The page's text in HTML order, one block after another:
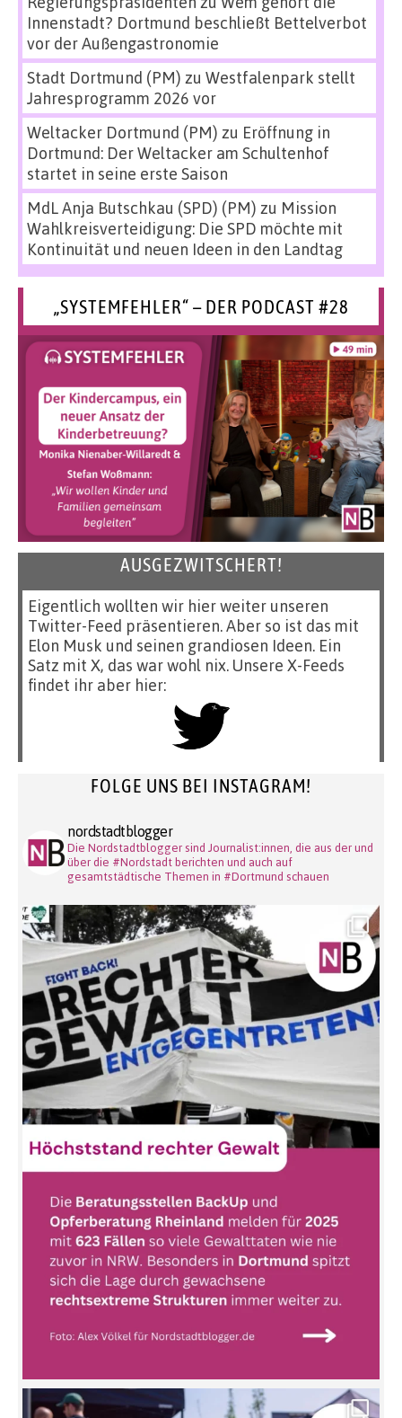
Innenstadt? Dortmund beschließt Bettelverbot
vor der Außengastronomie
Stadt Dortmund (PM) zu Westfalenpark stellt
Jahresprogramm 2026 vor
Weltacker Dortmund (PM) zu Eröffnung in
Dortmund: Der Weltacker am Schultenhof
startet in seine erste Saison
MdL Anja Butschkau (SPD) (PM) zu Mission
Wahlkreisverteidigung: Die SPD möchte mit
Kontinuität und neuen Ideen in den Landtag
„SYSTEMFEHLER“ – DER PODCAST #28
AUSGEZWITSCHERT!
Eigentlich wollten wir hier weiter unseren
Twitter-Feed präsentieren. Aber so ist das mit
Elon Musk und seinen grandiosen Ideen. Ein
Satz mit X, das war wohl nix. Unsere X-Feeds
findet ihr aber hier:
FOLGE UNS BEI INSTAGRAM!
nordstadtblogger
Die Nordstadtblogger sind Journalist:innen, die aus der und
über die #Nordstadt berichten und auch auf
gesamtstädtische Themen in #Dortmund schauen